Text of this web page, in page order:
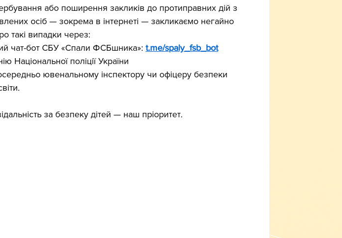
або поширення закликів до протиправних дій з
осіб — зокрема в інтернеті — закликаємо негайно
такі випадки через:
чат-бот СБУ «Спали ФСБшника»: t.me/spaly_fsb_bot
Національної поліції України
ювенальному інспектору чи офіцеру безпеки
за безпеку дітей — наш пріоритет.